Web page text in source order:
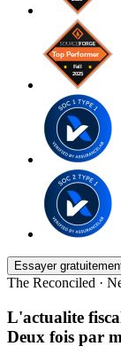
Essayer
The Reconciled ·
L'actualite
Deux fois par